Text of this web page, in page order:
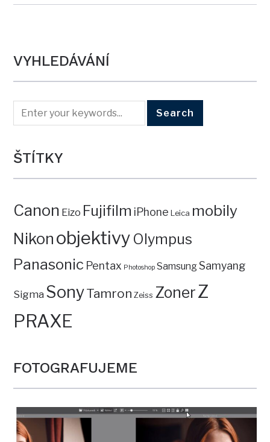
VYHLEDÁVÁNÍ
ŠTÍTKY
Canon Eizo Fujifilm iPhone Leica mobily
Nikon objektivy Olympus
Panasonic Pentax Photoshop SamsungSamyang
Sigma SonyTamron Zeiss ZonerZ
PRAXE
FOTOGRAFUJEME